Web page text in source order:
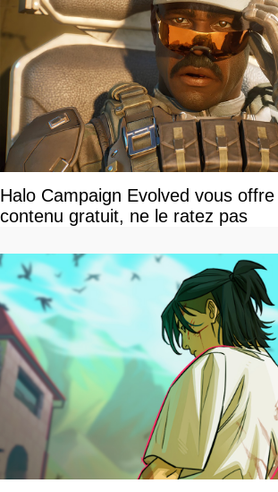
Halo Campaign Evolved vous
contenu gratuit, ne le ratez pas